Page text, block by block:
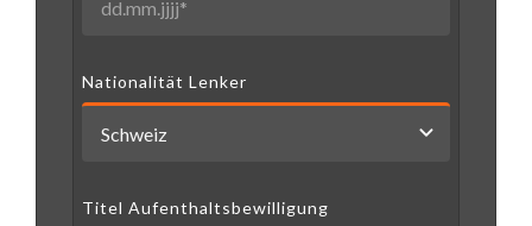
Nationalität Lenker
Titel Aufenthaltsbewilligung